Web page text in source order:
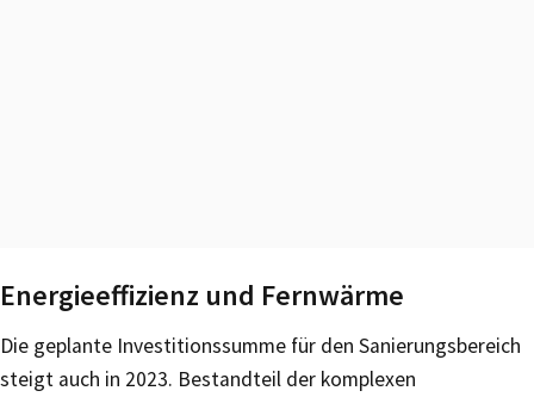
Energieeffizienz und Fernwärme
Die geplante Investitionssumme für den Sanierungsbereich
steigt auch in 2023. Bestandteil der komplexen